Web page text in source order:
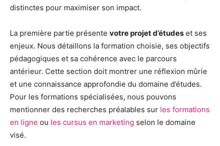
distinctes pour maximiser son impact.
La première partie présente votre projet d’études et ses
enjeux. Nous détaillons la formation choisie, ses objectifs
pédagogiques et sa cohérence avec le parcours
antérieur. Cette section doit montrer une réflexion mûrie
et une connaissance approfondie du domaine d’études.
Pour les formations spécialisées, nous pouvons
mentionner des recherches préalables sur les formations
en ligne ou les cursus en marketing selon le domaine
visé.